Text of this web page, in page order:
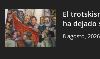
El
ha dejado
8 agosto, 2026